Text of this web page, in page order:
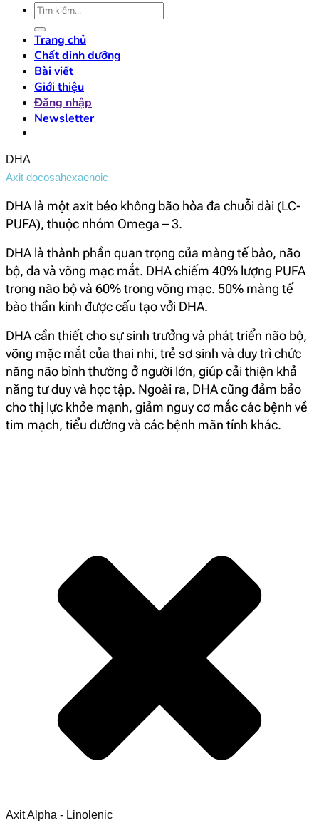
Tìm
kiếm:
Trang chủ
Chất dinh dưỡng
Bài viết
Giới thiệu
Đăng nhập
Newsletter
DHA
Axit docosahexaenoic
DHA là một axit béo không bão hòa đa chuỗi dài (LC-
PUFA), thuộc nhóm Omega – 3.
DHA là thành phần quan trọng của màng tế bào, não
bộ, da và võng mạc mắt. DHA chiếm 40% lượng PUFA
trong não bộ và 60% trong võng mạc. 50% màng tế
bào thần kinh được cấu tạo vởi DHA.
DHA cần thiết cho sự sinh trưởng và phát triển não bộ,
võng mặc mắt của thai nhi, trẻ sơ sinh và duy trì chức
năng não bình thường ở người lớn, giúp cải thiện khả
năng tư duy và học tập. Ngoài ra, DHA cũng đảm bảo
cho thị lực khỏe mạnh, giảm nguy cơ mắc các bệnh về
tim mạch, tiểu đường và các bệnh mãn tính khác.
Axit Alpha - Linolenic